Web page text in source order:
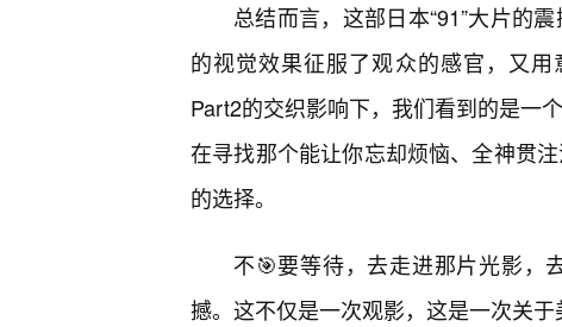
总结而言，这部日本“91”大片的
的视觉效果征服了观众的感官，又
Part2的交织影响下，我们看到的是一
在寻找那个能让你忘却烦恼、全神贯
的选择。
不🎯要等待，去走进那片光影，
撼。这不仅是一次观影，这是一次关